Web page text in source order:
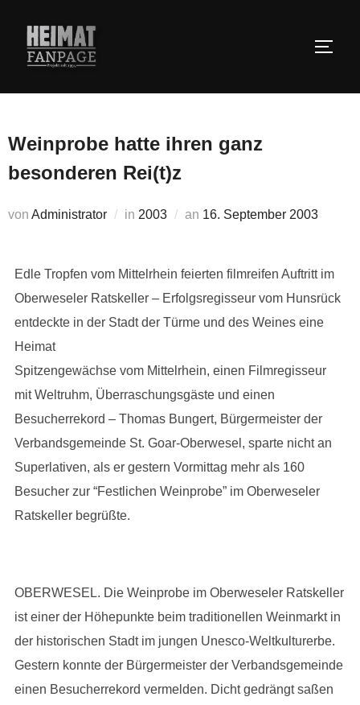
Inhalt
springen
Weinprobe hatte ihren ganz
besonderen Rei(t)z
von Administrator in 2003 an Veröffentlicht
16. September 2003
Edle Tropfen vom Mittelrhein feierten filmreifen Auftritt im
Oberweseler Ratskeller – Erfolgsregisseur vom Hunsrück
entdeckte in der Stadt der Türme und des Weines eine
Heimat
Spitzengewächse vom Mittelrhein, einen Filmregisseur
mit Weltruhm, Überraschungsgäste und einen
Besucherrekord – Thomas Bungert, Bürgermeister der
Verbandsgemeinde St. Goar-Oberwesel, sparte nicht an
Superlativen, als er gestern Vormittag mehr als 160
Besucher zur “Festlichen Weinprobe” im Oberweseler
Ratskeller begrüßte.
OBERWESEL. Die Weinprobe im Oberweseler Ratskeller
ist einer der Höhepunkte beim traditionellen Weinmarkt in
der historischen Stadt im jungen Unesco-Weltkulturerbe.
Gestern konnte der Bürgermeister der Verbandsgemeinde
einen Besucherrekord vermelden. Dicht gedrängt saßen